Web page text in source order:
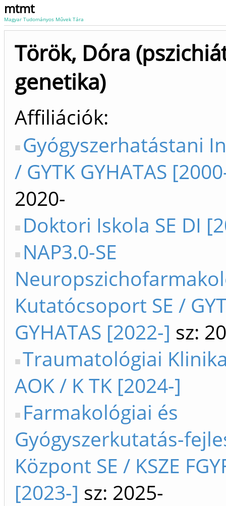
mtmt
Magyar Tudományos Művek Tára
Török, Dóra
genetika)
Affiliációk
Gyógyszerhatástani
/ GYTK GYHATAS
2020-
Doktori Iskola SE DI
NAP3.0-SE
Kutatócsoport SE /
GYHATAS [2022-] sz:
Traumatológiai
AOK / K TK [2024-]
Farmakológiai és
Gyógyszerkutatás-
Központ SE / KSZE
[2023-] sz: 2025-